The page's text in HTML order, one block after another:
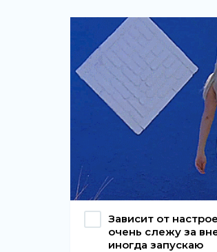
Зависит от
очень слежу за
иногда запускаю